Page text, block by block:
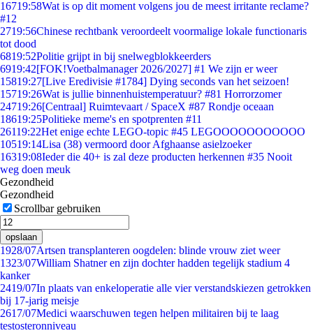
16719:58Wat is op dit moment volgens jou de meest irritante reclame?
#12
2719:56Chinese rechtbank veroordeelt voormalige lokale functionaris
tot dood
6819:52Politie grijpt in bij snelwegblokkeerders
6919:42[FOK!Voetbalmanager 2026/2027] #1 We zijn er weer
15819:27[Live Eredivisie #1784] Dying seconds van het seizoen!
15719:26Wat is jullie binnenhuistemperatuur? #81 Horrorzomer
24719:26[Centraal] Ruimtevaart / SpaceX #87 Rondje oceaan
18619:25Politieke meme's en spotprenten #11
26119:22Het enige echte LEGO-topic #45 LEGOOOOOOOOOOO
10519:14Lisa (38) vermoord door Afghaanse asielzoeker
16319:08Ieder die 40+ is zal deze producten herkennen #35 Nooit
weg doen meuk
Gezondheid
Gezondheid
Scrollbar gebruiken
opslaan
1928/07Artsen transplanteren oogdelen: blinde vrouw ziet weer
1323/07William Shatner en zijn dochter hadden tegelijk stadium 4
kanker
2419/07In plaats van enkeloperatie alle vier verstandskiezen getrokken
bij 17-jarig meisje
2617/07Medici waarschuwen tegen helpen militairen bij te laag
testosteronniveau